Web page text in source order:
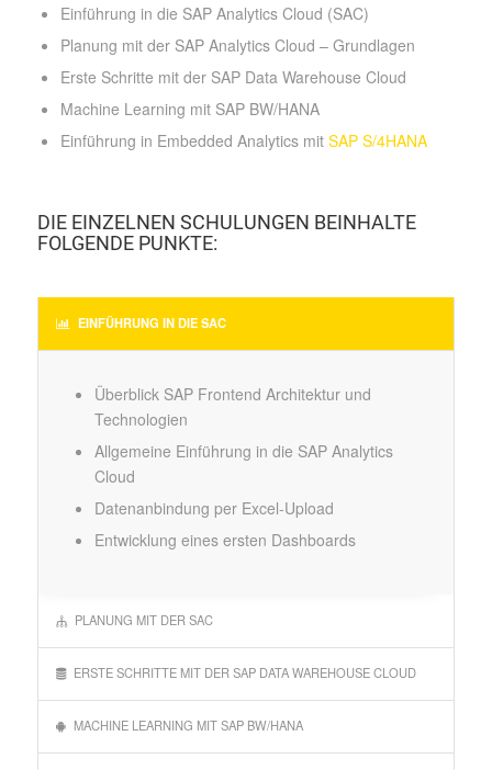
Einführung in die SAP Analytics Cloud (SAC)
Planung mit der SAP Analytics Cloud – Grundlagen
Erste Schritte mit der SAP Data Warehouse Cloud
Machine Learning mit SAP BW/HANA
Einführung in Embedded Analytics mit SAP S/4HANA
DIE EINZELNEN SCHULUNGEN BEINHALTE
FOLGENDE PUNKTE:
EINFÜHRUNG IN DIE SAC
Überblick SAP Frontend Architektur und
Technologien
Allgemeine Einführung in die SAP Analytics
Cloud
Datenanbindung per Excel-Upload
Entwicklung eines ersten Dashboards
PLANUNG MIT DER SAC
ERSTE SCHRITTE MIT DER SAP DATA WAREHOUSE CLOUD
MACHINE LEARNING MIT SAP BW/HANA